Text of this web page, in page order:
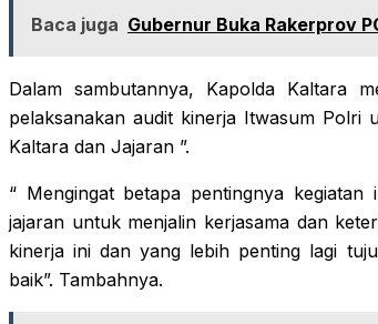
Baca juga Gubernur Buka Rakerprov
Dalam sambutannya, Kapolda Kaltara
pelaksanakan audit kinerja Itwasum Polri
Kaltara dan Jajaran ”.
“ Mengingat betapa pentingnya
jajaran untuk menjalin kerjasama dan
kinerja ini dan yang lebih penting lagi
baik”. Tambahnya.